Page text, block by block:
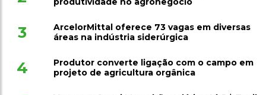
3
ArcelorMittal oferece 73 vagas em diversas
áreas na indústria siderúrgica
4
Produtor converte ligação com o campo em
projeto de agricultura orgânica